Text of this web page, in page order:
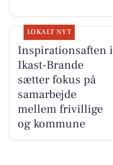
LOKALT NYT
Inspirationsaften i
Ikast-Brande
sætter fokus på
samarbejde
mellem frivillige
og kommune